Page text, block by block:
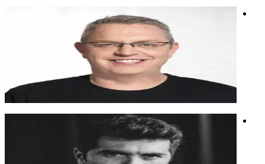
מומחה לטכנולוגיה, בינה מלאכותית וחדשנות, שהופך רעיונות
מורכבים לסיפורים ברורים, שימושיים ומניעים לפעולה.
מומחה לטכנולוגיה, בינה מלאכותית וחדשנות, שהופך רעיונות
מורכבים לסיפורים ברורים, שימושיים ומניעים לפעולה.
יזם מדיה. חי ונושם תקשורת. סקרן, ביקורתי, מנסה כל יום לחשוב
אחרת מכולם ולנצל את העוצמות של עולם המדיה.